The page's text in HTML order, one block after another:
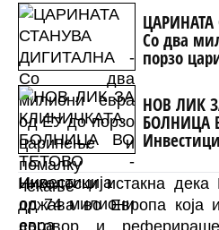
Со два
порзо
НОВ ЛИК
БОЛНИЦА
Николоски истакна
држава во Европа која
договор и